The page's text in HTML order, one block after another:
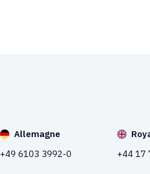
Allemagne
+49 6103 3992-0
+44 17